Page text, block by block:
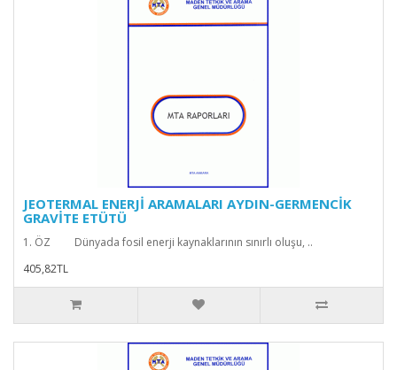
JEOTERMAL ENERJİ ARAMALARI AYDIN-GERMENCİK
GRAVİTE ETÜTÜ
1. ÖZ Dünyada fosil enerji kaynaklarının sınırlı oluşu, ..
405,82TL